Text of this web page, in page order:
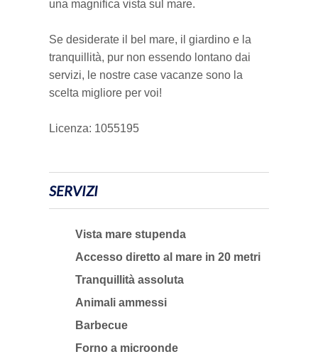
una magnifica vista sul mare.
Se desiderate il bel mare, il giardino e la
tranquillità, pur non essendo lontano dai
servizi, le nostre case vacanze sono la
scelta migliore per voi!
Licenza: 1055195
SERVIZI
Vista mare stupenda
Accesso diretto al mare in 20 metri
Tranquillità assoluta
Animali ammessi
Barbecue
Forno a microonde